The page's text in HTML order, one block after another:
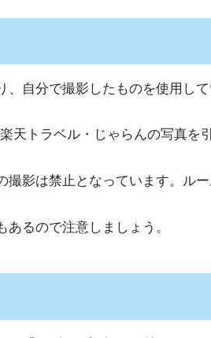
自分で撮影したものを使用して
天トラベル・じゃらんの写真を
影は禁止となっています。ル
るので注意しましょう。